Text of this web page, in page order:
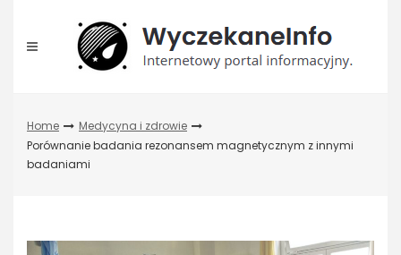
content
Home
Medycyna i zdrowie
Porównanie badania rezonansem magnetycznym z innymi
badaniami